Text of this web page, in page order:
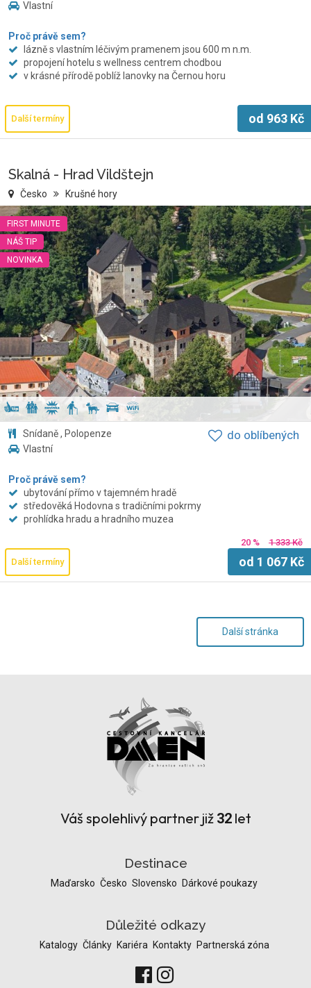
Vlastní
Proč právě sem?
lázně s vlastním léčivým pramenem jsou 600 m n.m.
propojení hotelu s wellness centrem chodbou
v krásné přírodě poblíž lanovky na Černou horu
Další termíny od 963 Kč
Skalná - Hrad Vildštejn
Česko Krušné hory
FIRST MINUTE
NÁŠ TIP
NOVINKA
Snídaně , Polopenze
Vlastní
Proč právě sem?
ubytování přímo v tajemném hradě
středověká Hodovna s tradičními pokrmy
prohlídka hradu a hradního muzea
20 %
1 333 Kč
Další termíny
od 1 067 Kč
do oblíbených
Další stránka
Váš spolehlivý partner již 32let
Destinace
Maďarsko Česko Slovensko Dárkové poukazy
Důležité odkazy
Katalogy Články Kariéra Kontakty Partnerská zóna